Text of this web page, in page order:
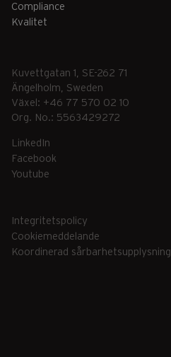
Compliance
Kvalitet
Kuvettgatan 1, SE-262 71
Ängelholm, Sweden
Växel: +46 77 570 02 10
Org. No.: 5563429272
LinkedIn
Facebook
Youtube
Integritetspolicy
Cookiemeddelande
Koordinerad sårbarhetsupplysning